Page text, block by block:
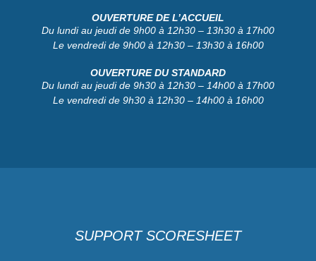
OUVERTURE DE L’ACCUEIL
Du lundi au jeudi de 9h00 à 12h30 – 13h30 à 17h00
Le vendredi de 9h00 à 12h30 – 13h30 à 16h00
OUVERTURE DU STANDARD
Du lundi au jeudi de 9h30 à 12h30 – 14h00 à 17h00
Le vendredi de 9h30 à 12h30 – 14h00 à 16h00
SUPPORT SCORESHEET